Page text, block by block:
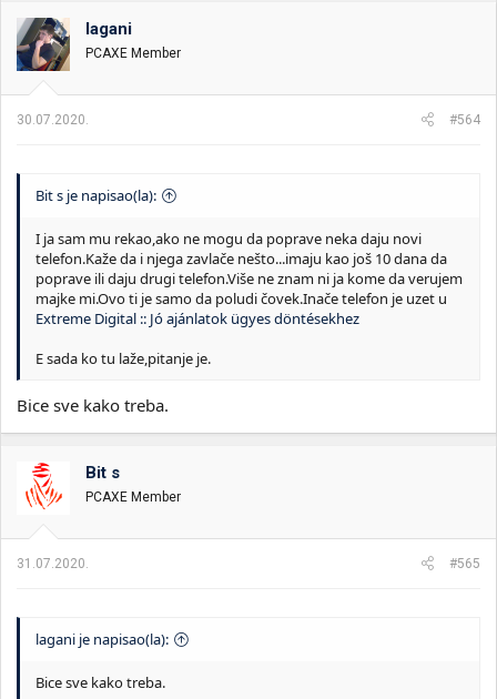
lagani
PCAXE Member
30.07.2020. #564
Bit s je napisao(la):
I ja sam mu rekao,ako ne mogu da poprave neka daju novi
telefon.Kaže da i njega zavlače nešto...imaju kao još 10 dana da
poprave ili daju drugi telefon.Više ne znam ni ja kome da verujem
majke mi.Ovo ti je samo da poludi čovek.Inače telefon je uzet u
Extreme Digital :: Jó ajánlatok ügyes döntésekhez
E sada ko tu laže,pitanje je.
Bice sve kako treba.
Bit s
PCAXE Member
31.07.2020. #565
lagani je napisao(la):
Bice sve kako treba.